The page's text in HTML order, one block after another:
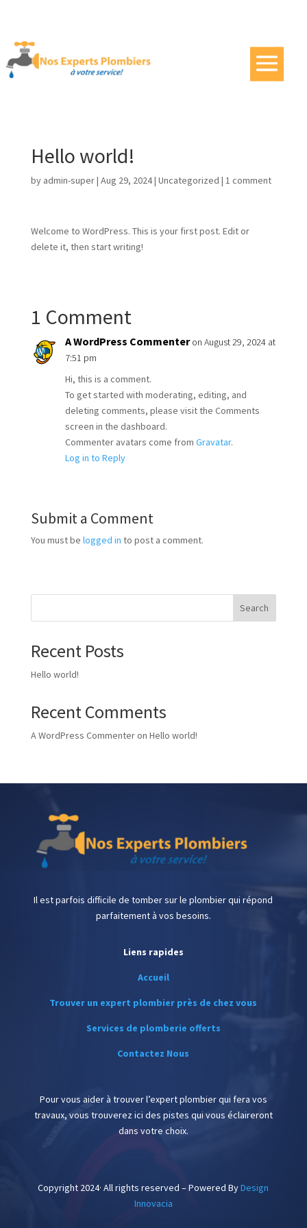
Hello world!
by admin-super| Aug 29, 2024| Uncategorized | 1 comment
Welcome to WordPress. This is your first post. Edit or
delete it, then start writing!
1 Comment
A WordPress Commenter on August 29, 2024 at
7:51 pm
Hi, this is a comment.
To get started with moderating, editing, and
deleting comments, please visit the Comments
screen in the dashboard.
Commenter avatars come from Gravatar.
Log in to Reply
Submit a Comment
You must be logged in to post a comment.
Search
Recent Posts
Hello world!
Recent Comments
A WordPress Commenteron Hello world!
Il est parfois difficile de tomber sur le plombier qui répond
parfaitement à vos besoins.
Liens rapides
Accueil
Trouver un expert plombier près de chez vous
Services de plomberie offerts
Contactez Nous
Pour vous aider à trouver l’expert plombier qui fera vos
travaux, vous trouverez ici des pistes qui vous éclaireront
dans votre choix.
Copyright 2024· All rights reserved – Powered ByDesign
Innovacia